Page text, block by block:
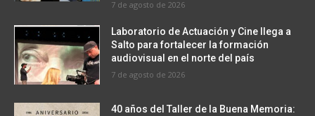
7 de agosto de 2026
Laboratorio de Actuación y Cine llega a
Salto para fortalecer la formación
audiovisual en el norte del país
7 de agosto de 2026
40 años del Taller de la Buena Memoria: